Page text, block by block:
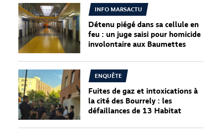
INFO MARSACTU
Détenu piégé dans sa cellule en
feu : un juge saisi pour homicide
involontaire aux Baumettes
ENQUÊTE
Fuites de gaz et intoxications à
la cité des Bourrely : les
défaillances de 13 Habitat